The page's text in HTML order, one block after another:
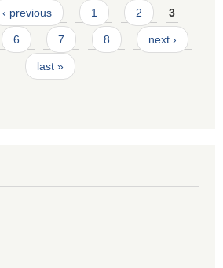
‹ previous 1 2 3
6 7 8 next ›
last »